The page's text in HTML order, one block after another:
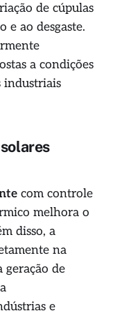
de cúpulas
e ao desgaste.
a condições
industriais
com controle
melhora o
disso, a
na
geração de
e